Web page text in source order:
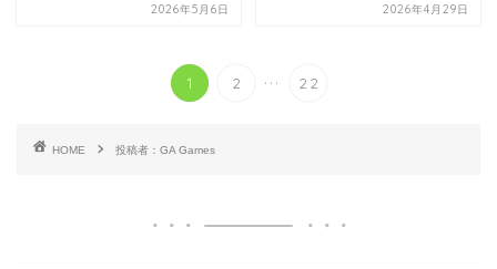
2026年5月6日 2026年4月29日
1 2 ... 22
HOME 投稿者：GA Games